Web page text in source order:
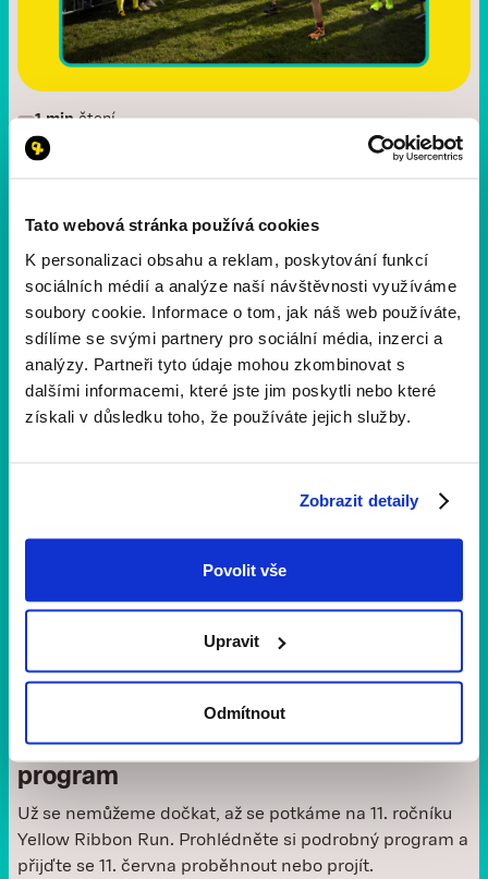
Tato webová stránka používá cookies
K personalizaci obsahu a reklam, poskytování funkcí
sociálních médií a analýze naší návštěvnosti využíváme
soubory cookie. Informace o tom, jak náš web používáte,
sdílíme se svými partnery pro sociální média, inzerci a
analýzy. Partneři tyto údaje mohou zkombinovat s
dalšími informacemi, které jste jim poskytli nebo které
získali v důsledku toho, že používáte jejich služby.
Zobrazit detaily
Povolit vše
Upravit
Odmítnout
1 min čtení
Děkujeme, že jste běželi s námi
jedno: DĚKUJEME. 💛 Společně jsme znovu ukázali, že
běh umí spojovat lidi, bourat předsudky a otevírat dveře
druhým šancím.
Co vás čeká na 11. ročníku? Projděte si
program
Už se nemůžeme dočkat, až se potkáme na 11. ročníku
Yellow Ribbon Run. Prohlédněte si podrobný program a
přijďte se 11. června proběhnout nebo projít.